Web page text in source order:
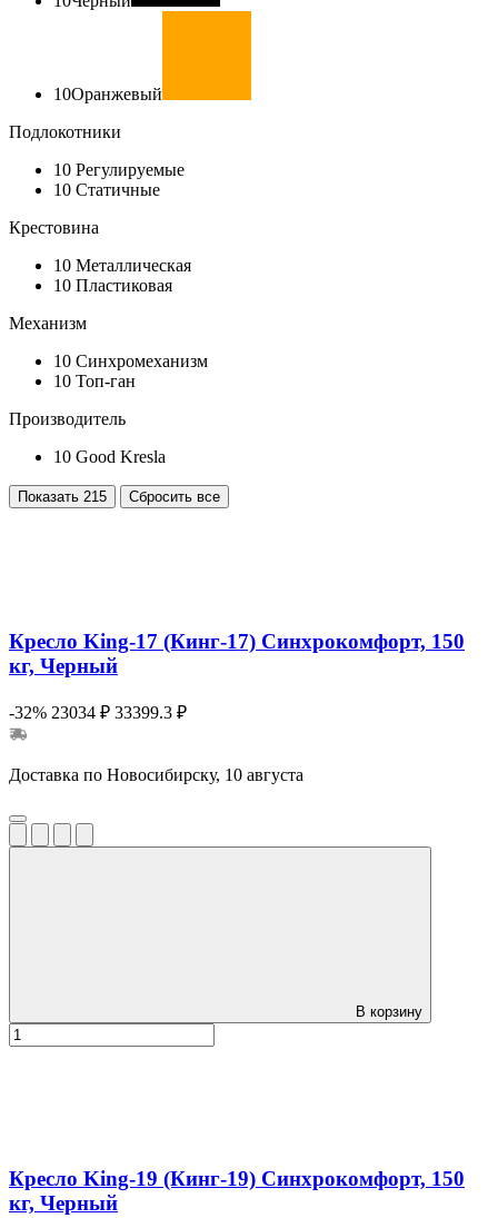
10Оранжевый
Подлокотники
10 Регулируемые
10 Статичные
Крестовина
10 Металлическая
10 Пластиковая
Механизм
10 Синхромеханизм
10 Топ-ган
Производитель
10 Good Kresla
Показать 215 Сбросить все
Кресло King-17 (Кинг-17) Синхрокомфорт, 150
кг, Черный
-32% 23034 ₽ 33399.3 ₽
Доставка по Новосибирску, 10 августа
В корзину
Кресло King-19 (Кинг-19) Синхрокомфорт, 150
кг, Черный